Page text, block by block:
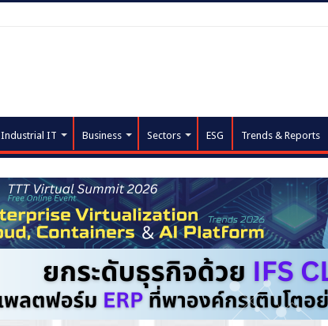
Industrial IT Business Sectors ESG Trends & Reports